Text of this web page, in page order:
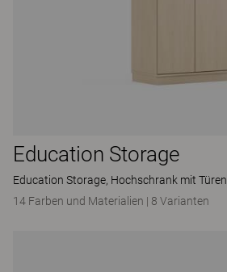
Education Storage
Education Storage, Hochschrank mit Türen
14 Farben und Materialien | 8 Varianten